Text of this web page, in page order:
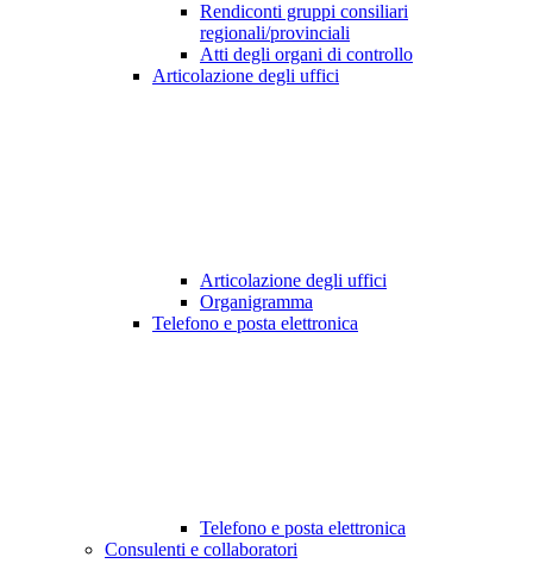
Rendiconti gruppi consiliari
regionali/provinciali
Atti degli organi di controllo
Articolazione degli uffici
Articolazione degli uffici
Organigramma
Telefono e posta elettronica
Telefono e posta elettronica
Consulenti e collaboratori